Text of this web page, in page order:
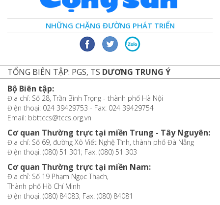
NHỮNG CHẶNG ĐƯỜNG PHÁT TRIỂN
TỔNG BIÊN TẬP: PGS, TS DƯƠNG TRUNG Ý
Bộ Biên tập:
Địa chỉ: Số 28, Trần Bình Trọng - thành phố Hà Nội
Điện thoại: 024 39429753 - Fax: 024 39429754
Email: bbttccs@tccs.org.vn
Cơ quan Thường trực tại miền Trung - Tây Nguyên:
Địa chỉ: Số 69, đường Xô Viết Nghệ Tĩnh, thành phố Đà Nẵng
Điện thoại: (080) 51 301; Fax: (080) 51 303
Cơ quan Thường trực tại miền Nam:
Địa chỉ: Số 19 Phạm Ngọc Thạch,
Thành phố Hồ Chí Minh
Điện thoại: (080) 84083; Fax: (080) 84081